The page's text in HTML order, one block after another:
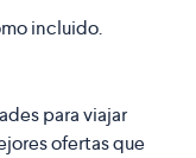
incluido.
para viajar
ofertas que